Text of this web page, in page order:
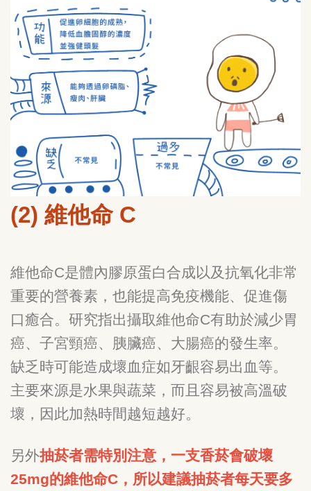
(2) 維他命 C
維他命C是體內膠原蛋白合成以及抗氧化非常
重要的營養素，也能提高免疫機能、促進傷
口癒合。研究指出攝取維他命C有助於減少胃
癌、子宮頸癌、胰臟癌、大腸癌的發生率。
缺乏時可能造成壞血症如牙齦容易出血等。
主要來源是水果與蔬菜，而且容易被高溫破
壞，因此加熱時間越短越好。
另外抽菸者需特別注意，一支香菸會破壞
25mg的維他命C，所以建議抽菸者每天要多